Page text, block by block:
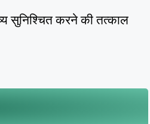
सुनिश्चित करने की तत्काल